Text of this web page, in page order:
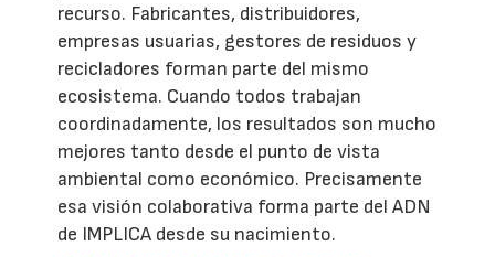
recurso. Fabricantes, distribuidores,
empresas usuarias, gestores de residuos y
recicladores forman parte del mismo
ecosistema. Cuando todos trabajan
coordinadamente, los resultados son mucho
mejores tanto desde el punto de vista
ambiental como económico. Precisamente
esa visión colaborativa forma parte del ADN
de IMPLICA desde su nacimiento.